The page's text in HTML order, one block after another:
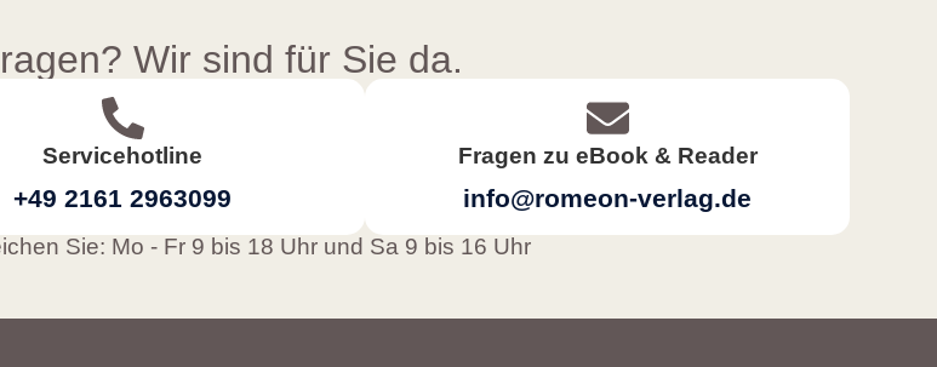
Wir sind für Sie da.
Servicehotline
+49 2161 2963099
Fragen zu eBook & Reader
info@romeon-verlag.de
Sie: Mo - Fr 9 bis 18 Uhr und Sa 9 bis 16 Uhr